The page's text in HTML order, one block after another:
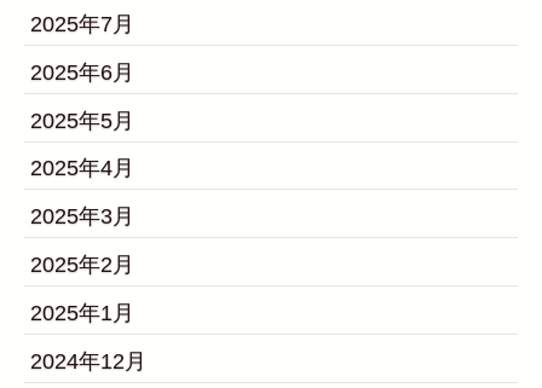
2025年7月
2025年6月
2025年5月
2025年4月
2025年3月
2025年2月
2025年1月
2024年12月